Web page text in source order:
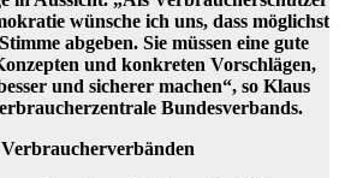
wünsche ich uns, dass möglichst
abgeben. Sie müssen eine gute
und konkreten Vorschlägen,
und sicherer machen“, so Klaus
Bundesverbands.